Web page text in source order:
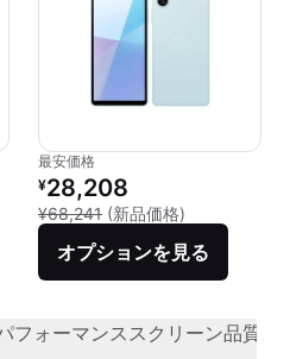
比較：¥30,400
最安価格
リファービッシュ品の価格：
¥28,208
¥68,241 (新品価格)
オプションを見る
フォーマンススクリーン品質